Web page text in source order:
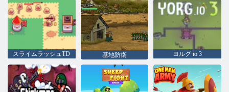
スライムラッシュTD 基地防衛 ヨルグ io 3